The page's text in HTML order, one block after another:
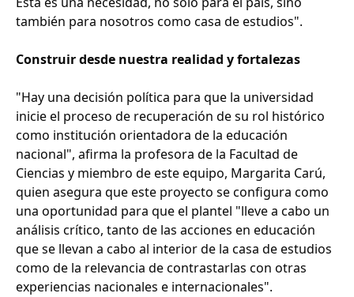
también para nosotros como casa de estudios".
Construir desde nuestra realidad y fortalezas
"Hay una decisión política para que la universidad
inicie el proceso de recuperación de su rol histórico
como institución orientadora de la educación
nacional", afirma la profesora de la Facultad de
Ciencias y miembro de este equipo, Margarita Carú,
quien asegura que este proyecto se configura como
una oportunidad para que el plantel "lleve a cabo un
análisis crítico, tanto de las acciones en educación
que se llevan a cabo al interior de la casa de estudios
como de la relevancia de contrastarlas con otras
experiencias nacionales e internacionales".